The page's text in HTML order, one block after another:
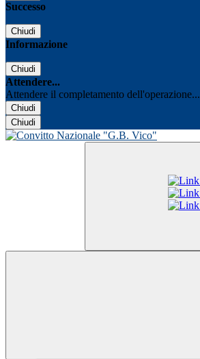
Successo
Chiudi
Informazione
Chiudi
Attendere...
Attendere il completamento dell'operazione...
Chiudi
Chiudi